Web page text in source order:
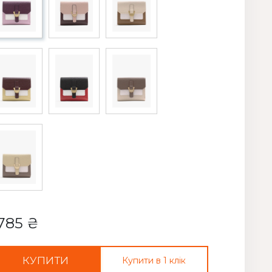
₴
Купити в 1 клік
КУПИТИ